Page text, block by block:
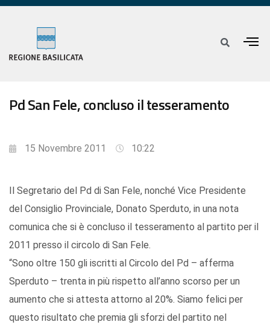
Pd San Fele, concluso il tesseramento
15 Novembre 2011 10:22
Il Segretario del Pd di San Fele, nonché Vice Presidente
del Consiglio Provinciale, Donato Sperduto, in una nota
comunica che si è concluso il tesseramento al partito per il
2011 presso il circolo di San Fele.
“Sono oltre 150 gli iscritti al Circolo del Pd – afferma
Sperduto – trenta in più rispetto all’anno scorso per un
aumento che si attesta attorno al 20%. Siamo felici per
questo risultato che premia gli sforzi del partito nel